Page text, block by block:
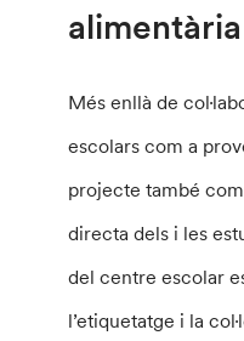
alimentària
Més enllà de
escolars com a
projecte també
directa dels i les
del centre escolar
l’etiquetatge i la